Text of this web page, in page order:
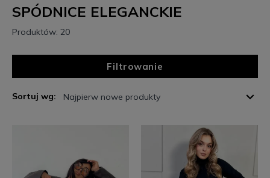
SPÓDNICE ELEGANCKIE
Produktów: 20
Filtrowanie
Sortuj wg: Najpierw nowe produkty